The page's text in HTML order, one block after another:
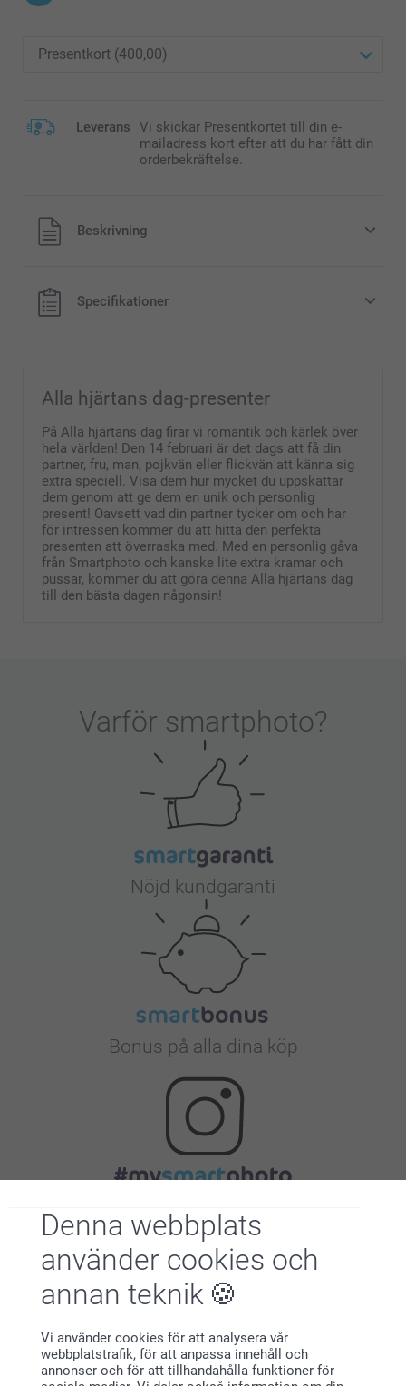
Denna webbplats
använder cookies och
annan teknik
Vi använder cookies för att analysera vår
webbplatstrafik, för att anpassa innehåll och
annonser och för att tillhandahålla funktioner för
Leverans
Vi skickar Presentkortet till din e-
mailadress kort efter att du har fått din
orderbekräftelse.
Beskrivning
Specifikationer
Alla hjärtans dag-presenter
På Alla hjärtans dag firar vi romantik och kärlek över
hela världen! Den 14 februari är det dags att få din
partner, fru, man, pojkvän eller flickvän att känna sig
extra speciell. Visa dem hur mycket du uppskattar
dem genom att ge dem en unik och personlig
present! Oavsett vad din partner tycker om och har
för intressen kommer du att hitta den perfekta
presenten att överraska med. Med en personlig gåva
från Smartphoto och kanske lite extra kramar och
pussar, kommer du att göra denna Alla hjärtans dag
till den bästa dagen någonsin!
Varför smartphoto?
Nöjd kundgaranti
Bonus på alla dina köp
Förstklassig kundservice